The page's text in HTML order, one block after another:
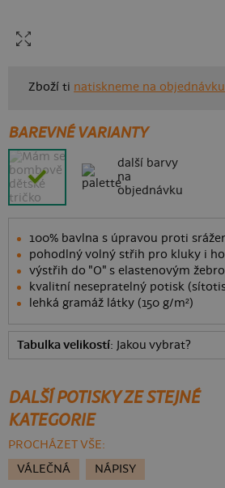
Zboží ti natiskneme na objednávku
BAREVNÉ VARIANTY
další barvy
na
objednávku
100% bavlna s úpravou proti
pohodlný volný střih pro kluky i
výstřih do "O" s elastenovým
kvalitní nesepratelný potisk
lehká gramáž látky (150 g/m²)
Tabulka velikostí: Jakou vybrat?
DALŠÍ POTISKY ZE STEJNÉ
KATEGORIE
PROCHÁZET VŠE:
VÁLEČNÁ
NÁPISY